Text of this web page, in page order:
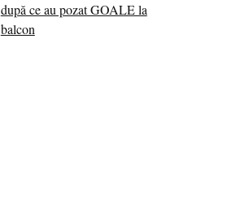
după ce au pozat GOALE la
balcon